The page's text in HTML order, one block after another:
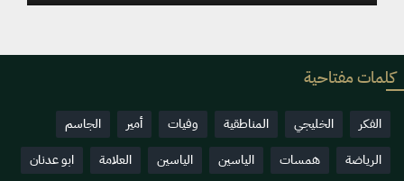
2025-12-06 0 1590
كلمات مفتاحية
الفكر الخليجي المناطقية وفيات أمير
الجاسم
الرياضة
همسات الياسين الياسين العلامة
ابو عدنان